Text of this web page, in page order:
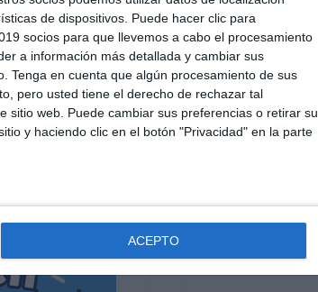
de dispositivos. Puede hacer clic para
socios para que llevemos a cabo el procesamiento
a información más detallada y cambiar sus
Tenga en cuenta que algún procesamiento de sus
pero usted tiene el derecho de rechazar tal
sitio web. Puede cambiar sus preferencias o retirar su
y haciendo clic en el botón "Privacidad" en la parte
ACEPTO
,eslóganes
,lengua 3 ESO,
,modelo de
,reportaje,